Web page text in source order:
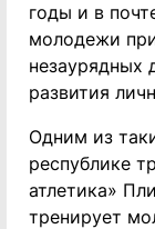
годы и в
молодежи
незаурядных
развития
Одним из
республике
атлетика»
тренирует